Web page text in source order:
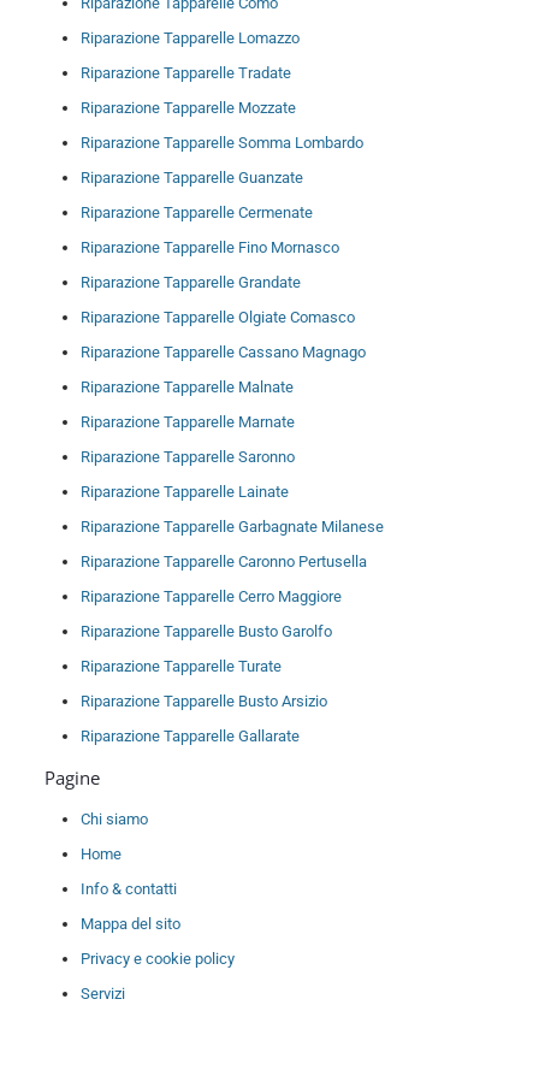
Riparazione Tapparelle Lomazzo
Riparazione Tapparelle Tradate
Riparazione Tapparelle Mozzate
Riparazione Tapparelle Somma Lombardo
Riparazione Tapparelle Guanzate
Riparazione Tapparelle Cermenate
Riparazione Tapparelle Fino Mornasco
Riparazione Tapparelle Grandate
Riparazione Tapparelle Olgiate Comasco
Riparazione Tapparelle Cassano Magnago
Riparazione Tapparelle Malnate
Riparazione Tapparelle Marnate
Riparazione Tapparelle Saronno
Riparazione Tapparelle Lainate
Riparazione Tapparelle Garbagnate Milanese
Riparazione Tapparelle Caronno Pertusella
Riparazione Tapparelle Cerro Maggiore
Riparazione Tapparelle Busto Garolfo
Riparazione Tapparelle Turate
Riparazione Tapparelle Busto Arsizio
Riparazione Tapparelle Gallarate
Pagine
Chi siamo
Home
Info & contatti
Mappa del sito
Privacy e cookie policy
Servizi